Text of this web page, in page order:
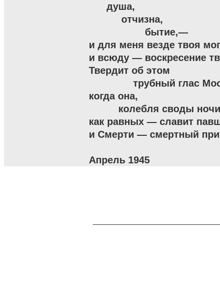
      душа,
           отчизна,
                   бытие,—
и для меня везде твоя
и всюду — воскресение
Твердит об этом
трубный глас
когда она,
колебля своды
как равных — славит
и Смерти — смертный